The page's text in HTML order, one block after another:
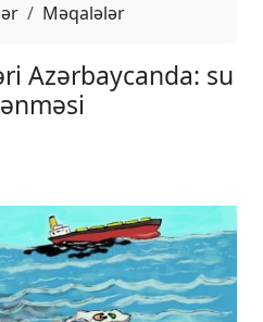
Məqalələr